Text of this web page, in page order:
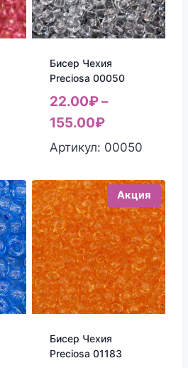
Бисер Чехия
Preciosa 00050
22.00₽–
155.00₽
Артикул: 00050
Акция
Бисер Чехия
Preciosa 01183